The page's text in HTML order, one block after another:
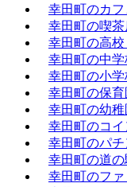
幸田町のカフ
幸田町の喫茶
幸田町の高
幸田町の中学
幸田町の小学
幸田町の保
幸田町の幼稚
幸田町のコ
幸田町のパ
幸田町の道の
幸田町のフ